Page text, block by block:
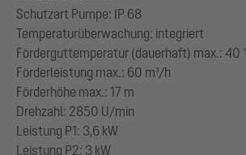
Schutzart Pumpe: IP 68
Temperaturüberwachung: integriert
Förderguttemperatur (dauerhaft) max.: 40
Förderleistung max.: 60 m³/h
Förderhöhe max.: 17 m
Drehzahl: 2850 U/min
Leistung P1: 3,6 kW
Leistung P2: 3 kW